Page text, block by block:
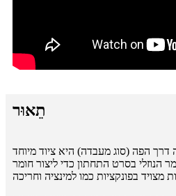
תֵאוּר
הפה (סוג מעבדה) היא ציוד מיוחד
הנוזלי בסרט התחתון כדי ליצור חומר